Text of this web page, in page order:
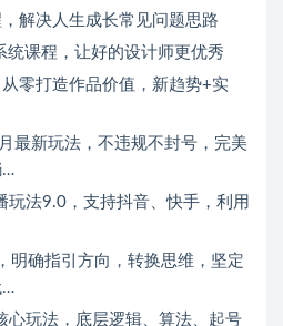
解决人生成长常见问题思路
统课程，让好的设计师更优秀
零打造作品价值，新趋势+实
最新玩法，不违规不封号，完美
…
玩法9.0，支持抖音、快手，利用
明确指引方向，转换思维，坚定
…
心玩法，底层逻辑、算法、起号